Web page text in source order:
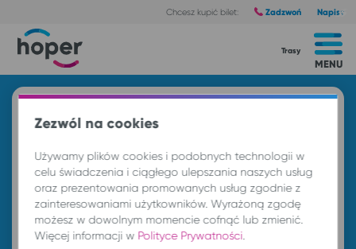
Chcesz kupić bilet: Zadzwoń Napisz
MENU
Trasy
DO
Zezwól na cookies
Używamy plików cookies i podobnych technologii w
celu świadczenia i ciągłego ulepszania naszych usług
oraz prezentowania promowanych usług zgodnie z
zainteresowaniami użytkowników. Wyrażoną zgodę
możesz w dowolnym momencie cofnąć lub zmienić.
Więcej informacji w Polityce Prywatności